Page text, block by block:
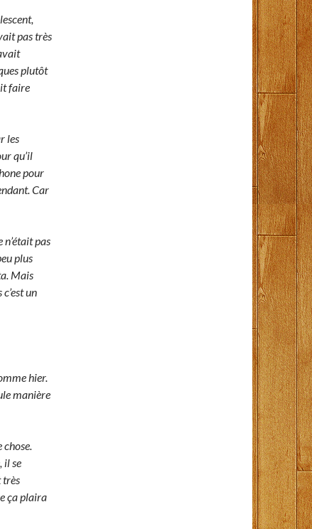
pas très
plutôt
faire
les
qu’il
pour
Car
pas
plus
Mais
un
hier.
manière
chose.
il se
très
ça plaira